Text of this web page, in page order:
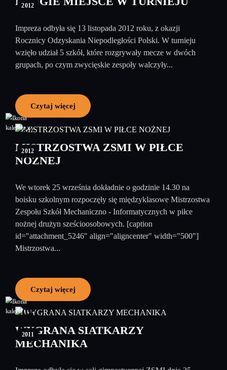
2012
Impreza odbyła się 13 listopada 2012 roku, z okazji
Rocznicy Odzyskania Niepodległości Polski. W turnieju
wzięło udział 5 szkół, które rozgrywały mecze w dwóch
grupach, po czym zwycięskie zespoły walczyły...
Czytaj więcej
27
2012
MISTRZOSTWA ZSMI W PIŁCE
NOŻNEJ
We wtorek 25 września dokładnie o godzinie 14.30 na
boisku szkolnym rozpoczęły się międzyklasowe Mistrzostwa
Zespołu Szkół Mechaniczno - Informatycznych w piłce
nożnej drużyn sześcioosobowych. [caption
id="attachment_5246" align="aligncenter" width="500"]
Mistrzostwa...
Czytaj więcej
08
2011
WYGRANA SIATKARZY
MECHANIKA